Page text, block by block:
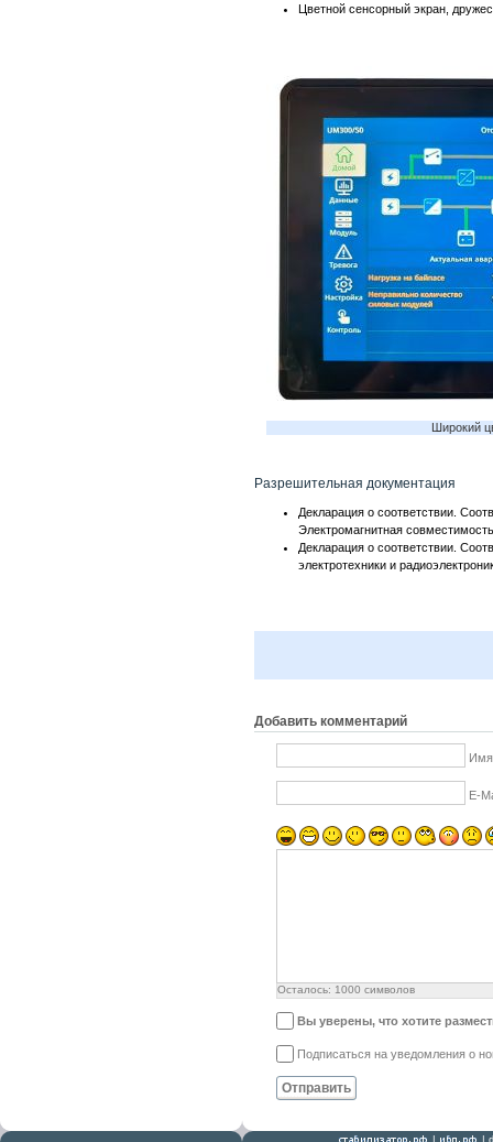
Цветной сенсорный экран,
Широкий
Разрешительная документация
Декларация о соответствии.
Электромагнитная
Декларация о соответствии.
электротехники и
Добавить комментарий
Имя
E-
Осталось: 1000 символов
Вы уверены, что хотите
Подписаться на уведомления о
Отправить
| |